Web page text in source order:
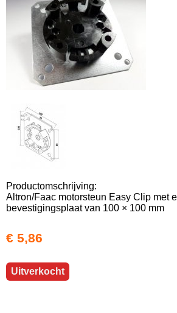
Productomschrijving:
Altron/Faac motorsteun Easy Clip met
bevestigingsplaat van 100 × 100 mm
€ 5,86
Uitverkocht